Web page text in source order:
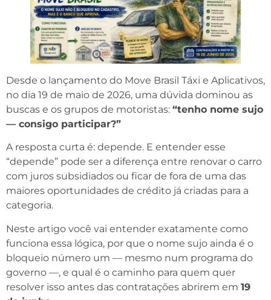
Desde o lançamento do Move Brasil Táxi e Aplicativos,
no dia 19 de maio de 2026, uma dúvida dominou as
buscas e os grupos de motoristas: “tenho nome sujo
— consigo participar?”
A resposta curta é: depende. E entender esse
“depende” pode ser a diferença entre renovar o carro
com juros subsidiados ou ficar de fora de uma das
maiores oportunidades de crédito já criadas para a
categoria.
Neste artigo você vai entender exatamente como
funciona essa lógica, por que o nome sujo ainda é o
bloqueio número um — mesmo num programa do
governo —, e qual é o caminho para quem quer
resolver isso antes das contratações abrirem em 19